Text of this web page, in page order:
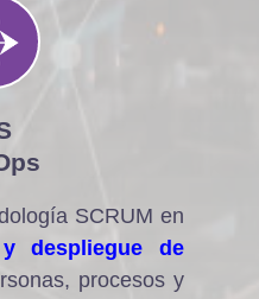
SCRUM en
despliegue de
procesos y